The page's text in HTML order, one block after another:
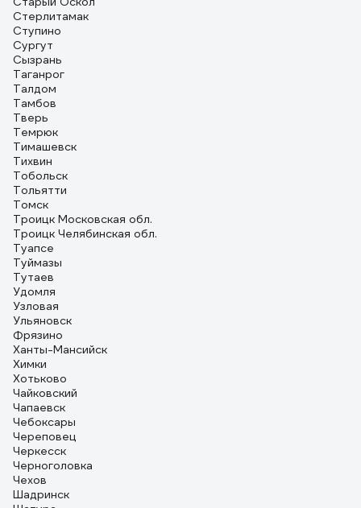
Стерлитамак
Ступино
Сургут
Сызрань
Таганрог
Талдом
Тамбов
Тверь
Темрюк
Тимашевск
Тихвин
Тобольск
Тольятти
Томск
Троицк Московская обл.
Троицк Челябинская обл.
Туапсе
Туймазы
Тутаев
Удомля
Узловая
Ульяновск
Фрязино
Ханты-Мансийск
Химки
Хотьково
Чайковский
Чапаевск
Чебоксары
Череповец
Черкесск
Черноголовка
Чехов
Шадринск